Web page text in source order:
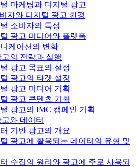
마케팅과 디지털 광고
자와 디지털 광고 환경
소비자의 특성
광고 미디어와 플랫폼
케이션의 변화
의 전략과 실행
광고 목표의 설정
광고의 타겟 설정
광고 미디어 기획
광고 콘텐츠 기획
광고의 IMC 캠페인 기획
와 데이터
기반 광고의 개요
광고에 활용되는 데이터의 유형 및
수집의 원리와 광고에 주로 사용되